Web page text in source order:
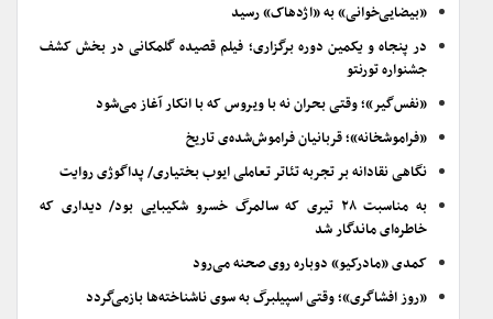
«بیضایی‌خوانی» به «اژدهاک» رسید
در پنجاه و یکمین دوره برگزاری؛ فیلم قصیده گلمکانی در بخش کشف
جشنواره تورنتو
«نفس‌گیر»؛ وقتی بحران نه با ویروس که با انکار آغاز می‌شود
«فراموشخانه»؛ قربانیان فراموش‌شده‌ی تاریخ
نگاهی نقادانه بر تجربه تئاتر تعاملی ایوب بختیاری/ پداگوژی روایت
به مناسبت ۲۸ تیری که سالمرگ خسرو شکیبایی بود/ دیداری که
خاطره‌ای ماندگار شد
کمدی «مادرکیو» دوباره روی صحنه می‌رود
«روز افشاگری»؛ وقتی اسپیلبرگ به سوی ناشناخته‌ها بازمی‌گردد